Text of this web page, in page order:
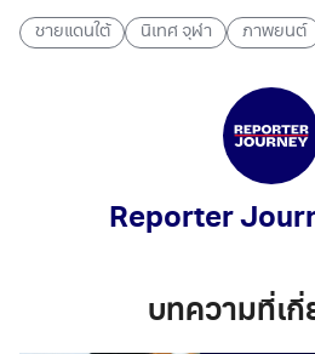
ชายแดนใต้ นิเทศ จุฬา ภาพยนต์
Reporter
บทความที่เกี่